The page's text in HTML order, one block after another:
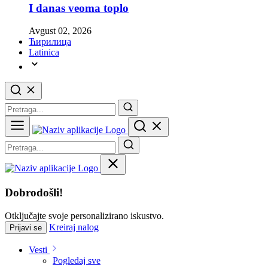
I danas veoma toplo
Avgust 02, 2026
Ћирилица
Latinica
Dobrodošli!
Otključajte svoje personalizirano iskustvo.
Prijavi se Kreiraj nalog
Vesti
Pogledaj sve